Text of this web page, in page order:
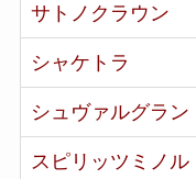
サトノクラウン
シャケトラ
シュヴァルグラン
スピリッツミノル